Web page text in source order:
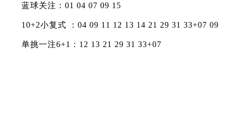
蓝球关注：01 04 07 09 15
10+2小复式 ：04 09 11 12 13 14 21 29 31 33+07 09
单挑一注6+1：12 13 21 29 31 33+07